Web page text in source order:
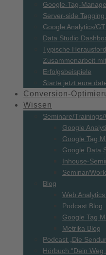
Google-Tag-
Server-side
Google Analytics/
Data Studio
Typische
Zusammenarbeit
Erfolgsbeispiele
Starte jetzt eure
Conversion-
Wissen
Seminare/Trainings/
Google
Google Tag
Google Data
Inhouse-
Seminar/
Blog
Web
Podcast Blog
Google Tag
Metrika Blog
Podcast „Die
Hörbuch “Dein